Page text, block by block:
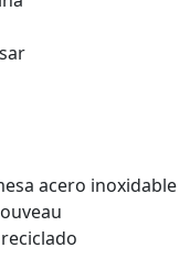
acero inoxidable